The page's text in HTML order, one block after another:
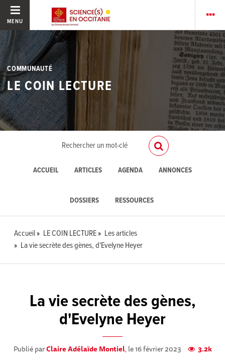
MENU
COMMUNAUTÉ
LE COIN LECTURE
ACCUEIL ARTICLES AGENDA ANNONCES
DOSSIERS RESSOURCES
Accueil LE COIN LECTURE
Les articles
La vie secrète des gènes, d'Evelyne Heyer
La vie secrète des gènes,
d'Evelyne Heyer
Publié parClaire Adélaïde Montiel, le 16 février 2023 3.2k